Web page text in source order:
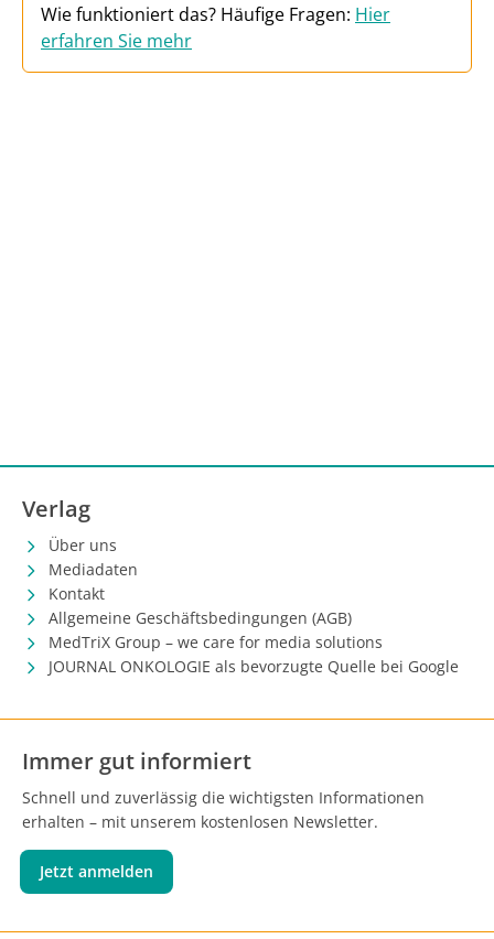
Wie funktioniert das? Häufige Fragen: Hier
erfahren Sie mehr
Verlag
Über uns
Mediadaten
Kontakt
Allgemeine Geschäftsbedingungen (AGB)
MedTriX Group – we care for media solutions
JOURNAL ONKOLOGIE als bevorzugte Quelle bei Google
Immer gut informiert
Schnell und zuverlässig die wichtigsten Informationen
erhalten – mit unserem kostenlosen Newsletter.
Jetzt anmelden